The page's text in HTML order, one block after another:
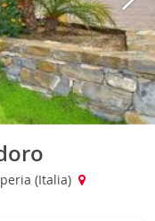
(Italia)